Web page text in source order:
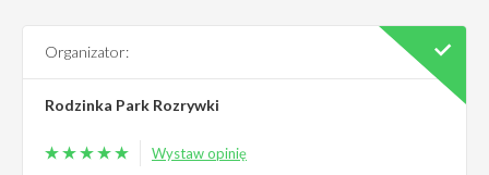
Organizator:
Rodzinka Park Rozrywki
Wystaw opinię